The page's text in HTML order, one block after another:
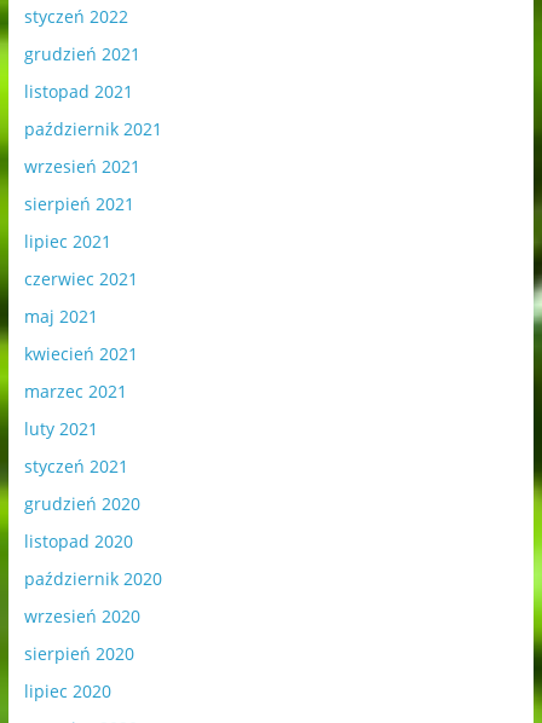
styczeń 2022
grudzień 2021
listopad 2021
październik 2021
wrzesień 2021
sierpień 2021
lipiec 2021
czerwiec 2021
maj 2021
kwiecień 2021
marzec 2021
luty 2021
styczeń 2021
grudzień 2020
listopad 2020
październik 2020
wrzesień 2020
sierpień 2020
lipiec 2020